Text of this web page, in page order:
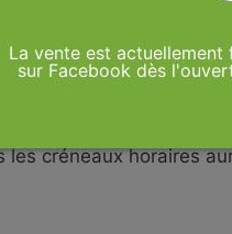
internet notre vente
vos produits)
forme de drive sur
votre créneau
les créneaux horaires
La vente est actuellement
sur Facebook dès